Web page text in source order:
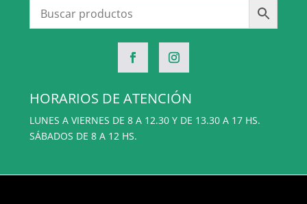
HORARIOS DE ATENCIÓN
LUNES A VIERNES DE 8 A 12.30 Y DE 13.30 A 17 HS.
SÁBADOS DE 8 A 12 HS.